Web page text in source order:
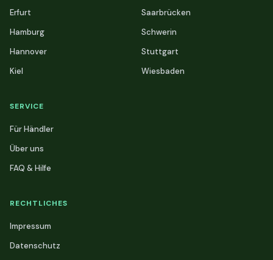
Erfurt
Hamburg
Hannover
Kiel
Saarbrücken
Schwerin
Stuttgart
Wiesbaden
SERVICE
Für Händler
Über uns
FAQ & Hilfe
RECHTLICHES
Impressum
Datenschutz